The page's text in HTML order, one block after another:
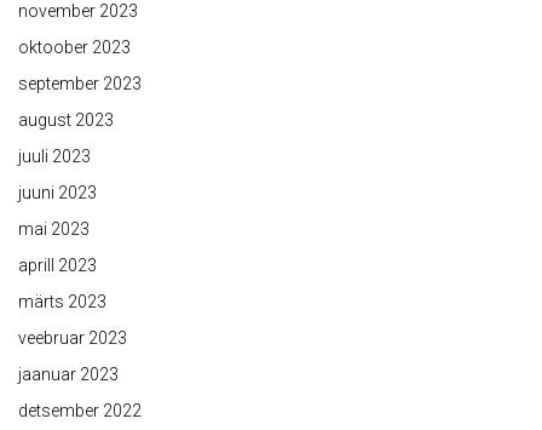
november 2023
oktoober 2023
september 2023
august 2023
juuli 2023
juuni 2023
mai 2023
aprill 2023
märts 2023
veebruar 2023
jaanuar 2023
detsember 2022